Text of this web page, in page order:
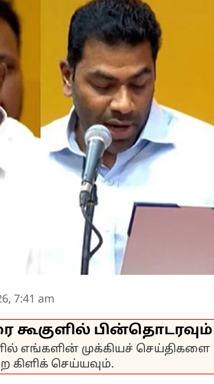
7:41 am
பின்தொடரவும்
எங்களின் முக்கியச் செய்திகளை
கிளிக் செய்யவும்.